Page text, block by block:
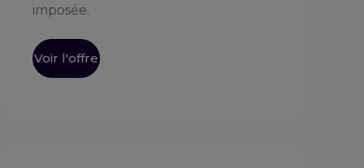
imposée.
Voir l'offre